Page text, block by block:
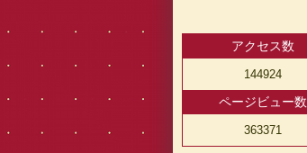
アクセス数
144924
ページビュー数
363371